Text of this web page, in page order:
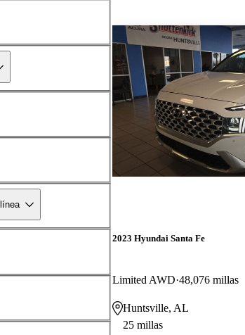
2023 Hyundai Santa Fe
Limited AWD 48,076 millas
Huntsville, AL
25 millas